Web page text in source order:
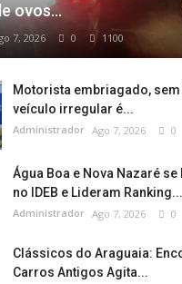
ovos...
7, 2026 0 1100
Motorista embriagado, sem
veículo irregular é...
Administrador Ago 7, 2026 0
Água Boa e Nova Nazaré se
no IDEB e Lideram Ranking...
Administrador Ago 7, 2026 0
Clássicos do Araguaia:
Carros Antigos Agita...